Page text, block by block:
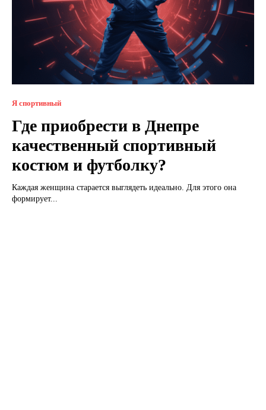
Я спортивный
Где приобрести в Днепре
качественный спортивный
костюм и футболку?
Каждая женщина старается выглядеть идеально. Для этого она
формирует...